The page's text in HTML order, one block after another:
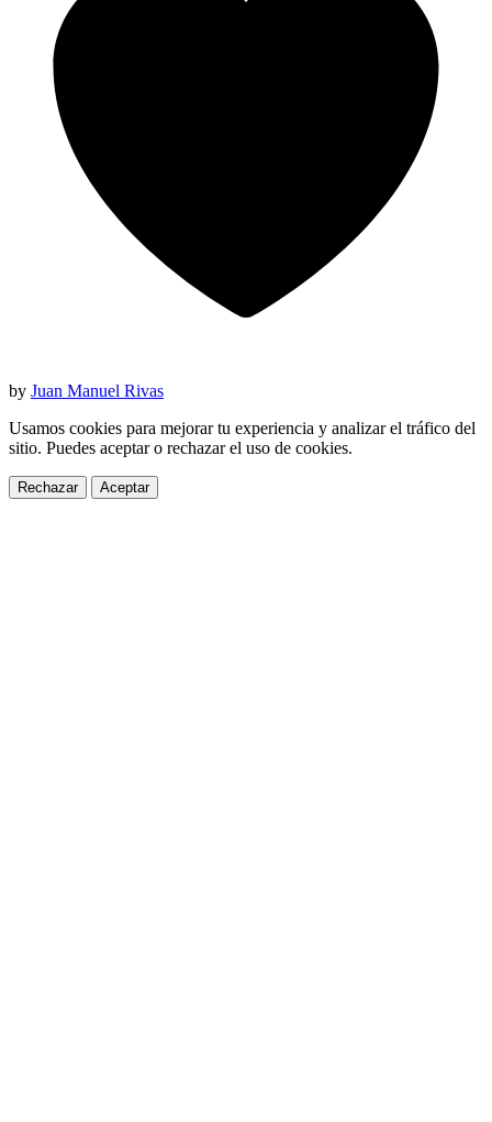
by Juan Manuel Rivas
Usamos cookies para mejorar tu experiencia y analizar el tráfico del
sitio. Puedes aceptar o rechazar el uso de cookies.
Rechazar Aceptar